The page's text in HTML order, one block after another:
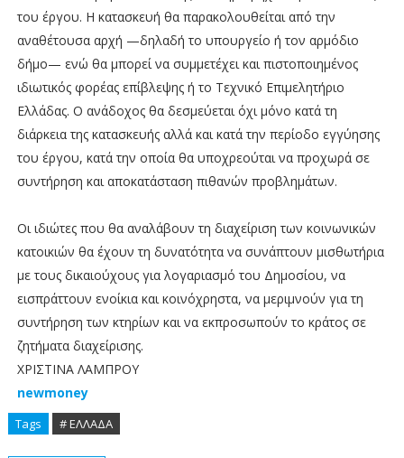
του έργου. Η κατασκευή θα παρακολουθείται από την
αναθέτουσα αρχή —δηλαδή το υπουργείο ή τον αρμόδιο
δήμο— ενώ θα μπορεί να συμμετέχει και πιστοποιημένος
ιδιωτικός φορέας επίβλεψης ή το Τεχνικό Επιμελητήριο
Ελλάδας. Ο ανάδοχος θα δεσμεύεται όχι μόνο κατά τη
διάρκεια της κατασκευής αλλά και κατά την περίοδο εγγύησης
του έργου, κατά την οποία θα υποχρεούται να προχωρά σε
συντήρηση και αποκατάσταση πιθανών προβλημάτων.
Οι ιδιώτες που θα αναλάβουν τη διαχείριση των κοινωνικών
κατοικιών θα έχουν τη δυνατότητα να συνάπτουν μισθωτήρια
με τους δικαιούχους για λογαριασμό του Δημοσίου, να
εισπράττουν ενοίκια και κοινόχρηστα, να μεριμνούν για τη
συντήρηση των κτηρίων και να εκπροσωπούν το κράτος σε
ζητήματα διαχείρισης.
ΧΡΙΣΤΙΝΑ ΛΑΜΠΡΟΥ
newmoney
Tags # ΕΛΛΑΔΑ